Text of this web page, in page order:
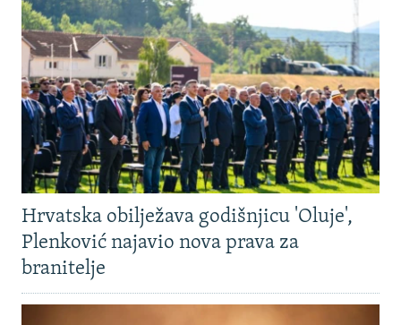
Hrvatska obilježava godišnjicu 'Oluje',
Plenković najavio nova prava za
branitelje